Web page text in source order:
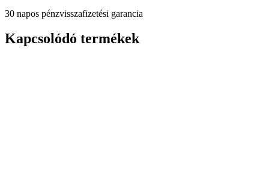
30 napos pénzvisszafizetési garancia
Kapcsolódó termékek